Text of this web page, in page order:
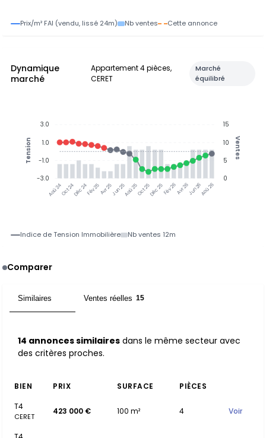
Prix/m² FAI (vendu, lissé 24m) Nb ventes Cette annonce
Dynamique
marché
Appartement 4 pièces,
CERET
Marché
équilibré
Aoû 24Oct 24Déc 24Fév 25Avr 25Jun 25Aoû 25Oct 25Déc 25Fév 26Avr 26Jun 26Aoû 26
15
10
5
0
Ventes
3.0
1.0
-1.0
-3.0
Tension
Indice de Tension Immobilière Nb ventes 12m
Comparer
Similaires Ventes réelles 15
14 annonces similaires dans le même secteur avec
des critères proches.
BIEN PRIX SURFACE
PIÈCES
T4
CERET
423 000 € 100 m² 4 Voir